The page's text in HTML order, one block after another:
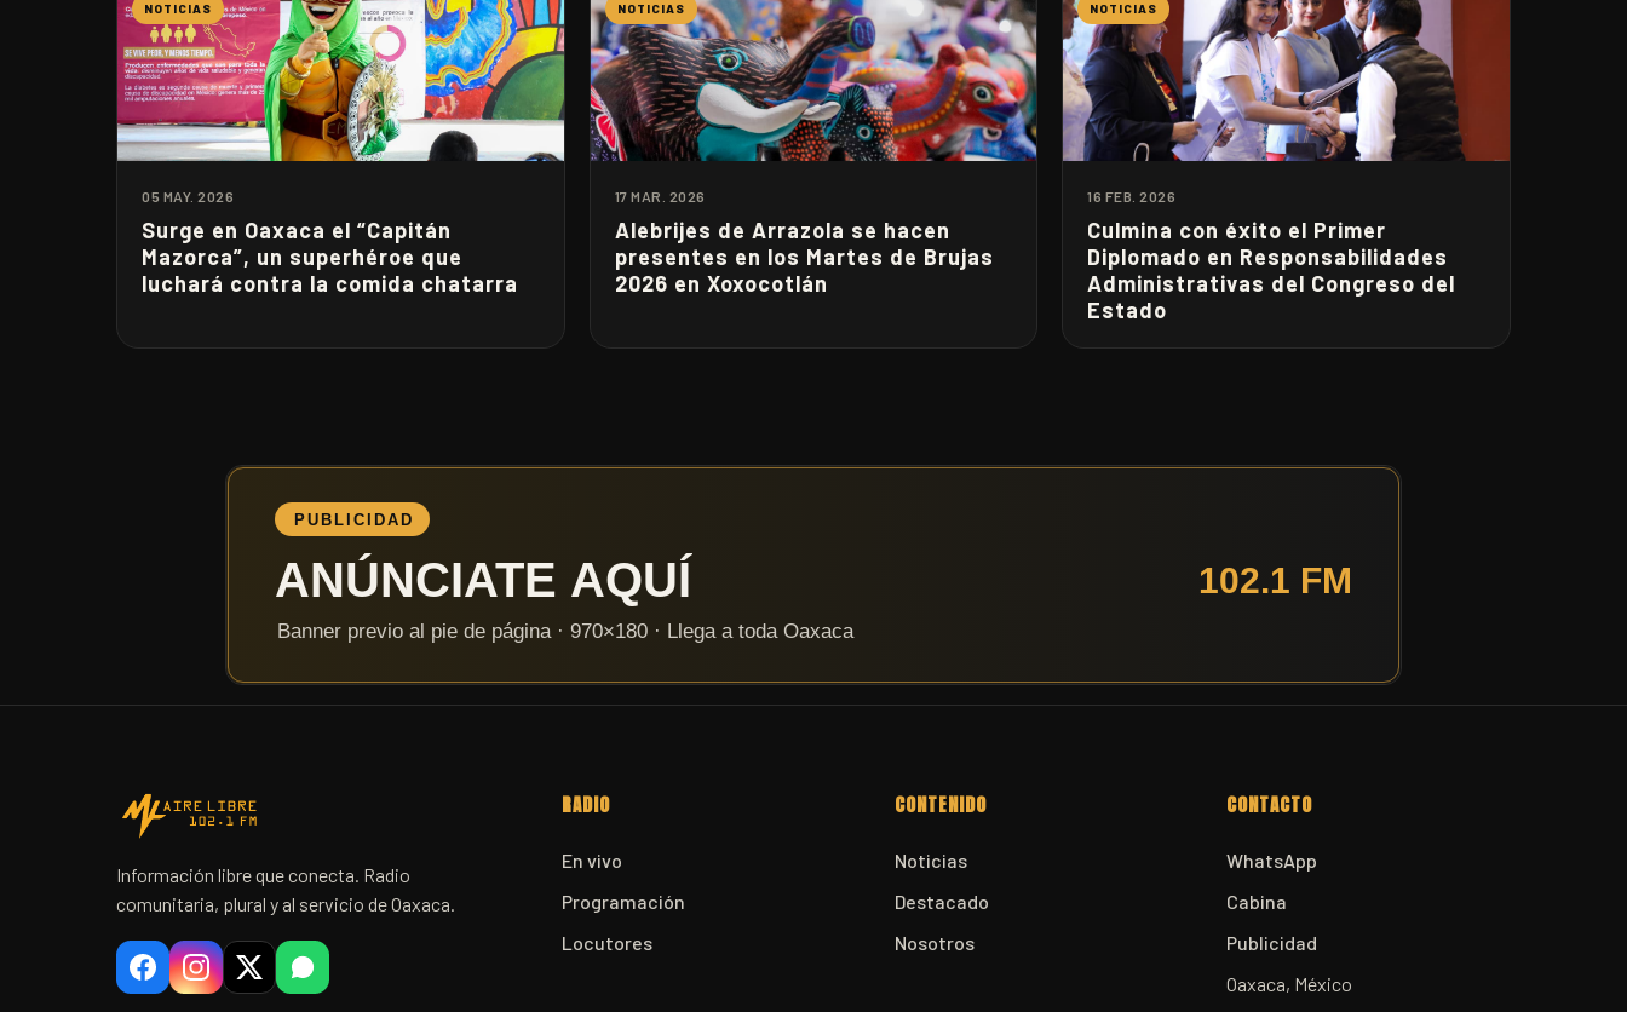
NOTICIAS
05 MAY. 2026
Surge en Oaxaca el “Capitán
Mazorca”, un superhéroe que
luchará contra la comida chatarra
NOTICIAS
17 MAR. 2026
Alebrijes de Arrazola se hacen
presentes en los Martes de Brujas
2026 en Xoxocotlán
NOTICIAS
16 FEB. 2026
Culmina con éxito el Primer
Diplomado en Responsabilidades
Administrativas del Congreso del
Estado
Información libre que conecta. Radio
comunitaria, plural y al servicio de Oaxaca.
RADIO
En vivo
Programación
Locutores
CONTENIDO
Noticias
Destacado
Nosotros
CONTACTO
WhatsApp
Cabina
Publicidad
Oaxaca, México